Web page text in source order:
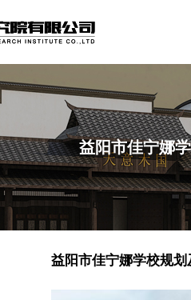
益阳市佳宁娜
益阳市佳宁娜学校规划